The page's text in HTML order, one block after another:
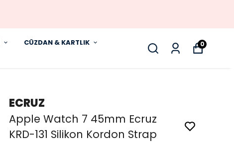
CÜZDAN & KARTLIK
0
ECRUZ
Apple Watch 7 45mm Ecruz
KRD-131 Silikon Kordon Strap